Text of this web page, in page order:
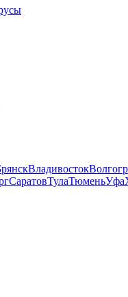
Владивосток
СаратовТулаТюменьУфа